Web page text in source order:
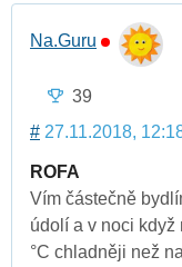
Na.Guru
39
# 27.11.2018,
ROFA
Vím částečně
údolí a v noci když
°C chladněji než